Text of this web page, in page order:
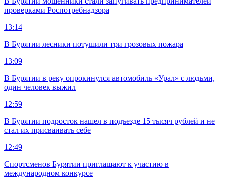
проверками Роспотребнадзора
13:14
В Бурятии лесники потушили три грозовых пожара
13:09
В Бурятии в реку опрокинулся автомобиль «Урал» с людьми,
один человек выжил
12:59
В Бурятии подросток нашел в подъезде 15 тысяч рублей и не
стал их присваивать себе
12:49
Спортсменов Бурятии приглашают к участию в
международном конкурсе